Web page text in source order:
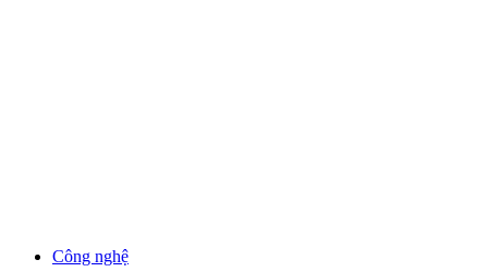
Công nghệ